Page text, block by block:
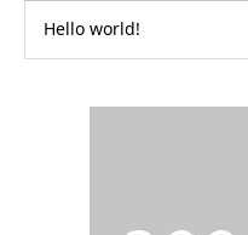
Hello world!